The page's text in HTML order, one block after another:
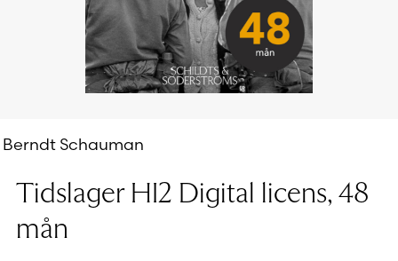
Berndt Schauman
Tidslager HI2 Digital licens, 48
mån